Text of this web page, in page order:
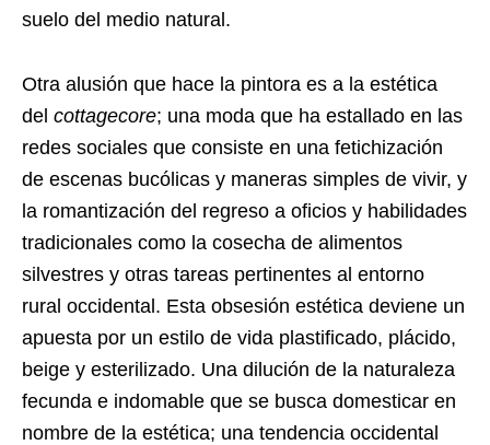
suelo del medio natural.
Otra alusión que hace la pintora es a la estética
del cottagecore; una moda que ha estallado en las
redes sociales que consiste en una fetichización
de escenas bucólicas y maneras simples de vivir, y
la romantización del regreso a oficios y habilidades
tradicionales como la cosecha de alimentos
silvestres y otras tareas pertinentes al entorno
rural occidental. Esta obsesión estética deviene un
apuesta por un estilo de vida plastificado, plácido,
beige y esterilizado. Una dilución de la naturaleza
fecunda e indomable que se busca domesticar en
nombre de la estética; una tendencia occidental